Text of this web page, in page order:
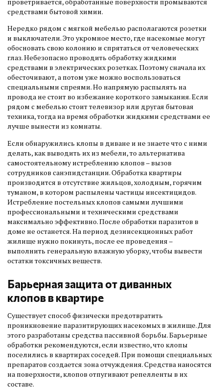
средствами бытовой химии.
Нередко рядом с мягкой мебелью располагаются розетки
и выключатели. Это укромное место, где насекомые могут
обосновать свою колонию и спрятаться от человеческих
глаз. Небезопасно проводить обработку жидкими
средствами в электрических розетках. Поэтому сначала их
обесточивают, а потом уже можно воспользоваться
специальными спреями. Но напрямую распылять на
провода не стоит во избежание короткого замыкания. Если
рядом с мебелью стоит телевизор или другая бытовая
техника, тогда на время обработки жидкими средствами ее
лучше вынести из комнаты.
Если обнаружились клопы в диване и не знаете что с ними
делать, как выводить их из мебели, то альтернатива
самостоятельному истреблению клопов – вызов
сотрудников санэпидстанции. Обработка квартиры
производится в отсутствие жильцов, холодным, горячим
туманом, в котором распылены частицы инсектицидов.
Истребление постельных клопов самыми лучшими
профессиональными и техническими средствами
максимально эффективно. После обработки паразитов в
доме не останется. На период дезинсекционных работ
жилище нужно покинуть, после ее проведения –
выполнить генеральную влажную уборку, чтобы вывести
остатки токсичных веществ.
Барьерная защита от диванных
клопов в квартире
Существует способ физически предотвратить
проникновение паразитирующих насекомых в жилище. Для
этого разработаны средства пассивной борьбы. Барьерные
обработки рекомендуются, если известно, что клопы
поселились в квартирах соседей. При помощи специальных
препаратов создается зона отчуждения. Средства наносятся
на поверхности, клопов отпугивают репелленты в их
составе.